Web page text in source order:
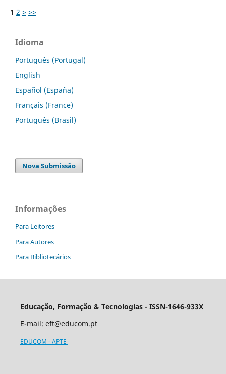
1 2 > >>
Idioma
Português (Portugal)
English
Español (España)
Français (France)
Português (Brasil)
Nova Submissão
Informações
Para Leitores
Para Autores
Para Bibliotecários
Educação, Formação & Tecnologias - ISSN-1646-933X
E-mail: eft@educom.pt
EDUCOM - APTE